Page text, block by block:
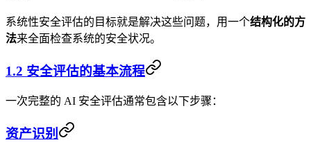
系统性安全评估的目标就是解决这些问题，用一个结构化的方
法来全面检查系统的安全状况。
1.2 安全评估的基本流程
一次完整的 AI 安全评估通常包含以下步骤：
资产识别